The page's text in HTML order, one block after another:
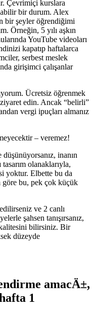
Çevrimiçi kurslara
bir durum. Alex
bir şeyler öğrendiğimi
Örneğin, 5 yılı aşkın
YouTube videoları
kapatıp haftalarca
serbest meslek
girişimci çalışanlar
Ücretsiz öğrenmek
ziyaret edin. Ancak “belirli”
vergi ipuçları almanız
– veremez!
inanın
olanaklarıyla,
yoktur. Elbette bu da
göre bu, pek çok küçük
ve 2 canlı
şahsen tanışırsanız,
kalitesini bilirsiniz. Bir
düzeyde
amacÄ±,
1